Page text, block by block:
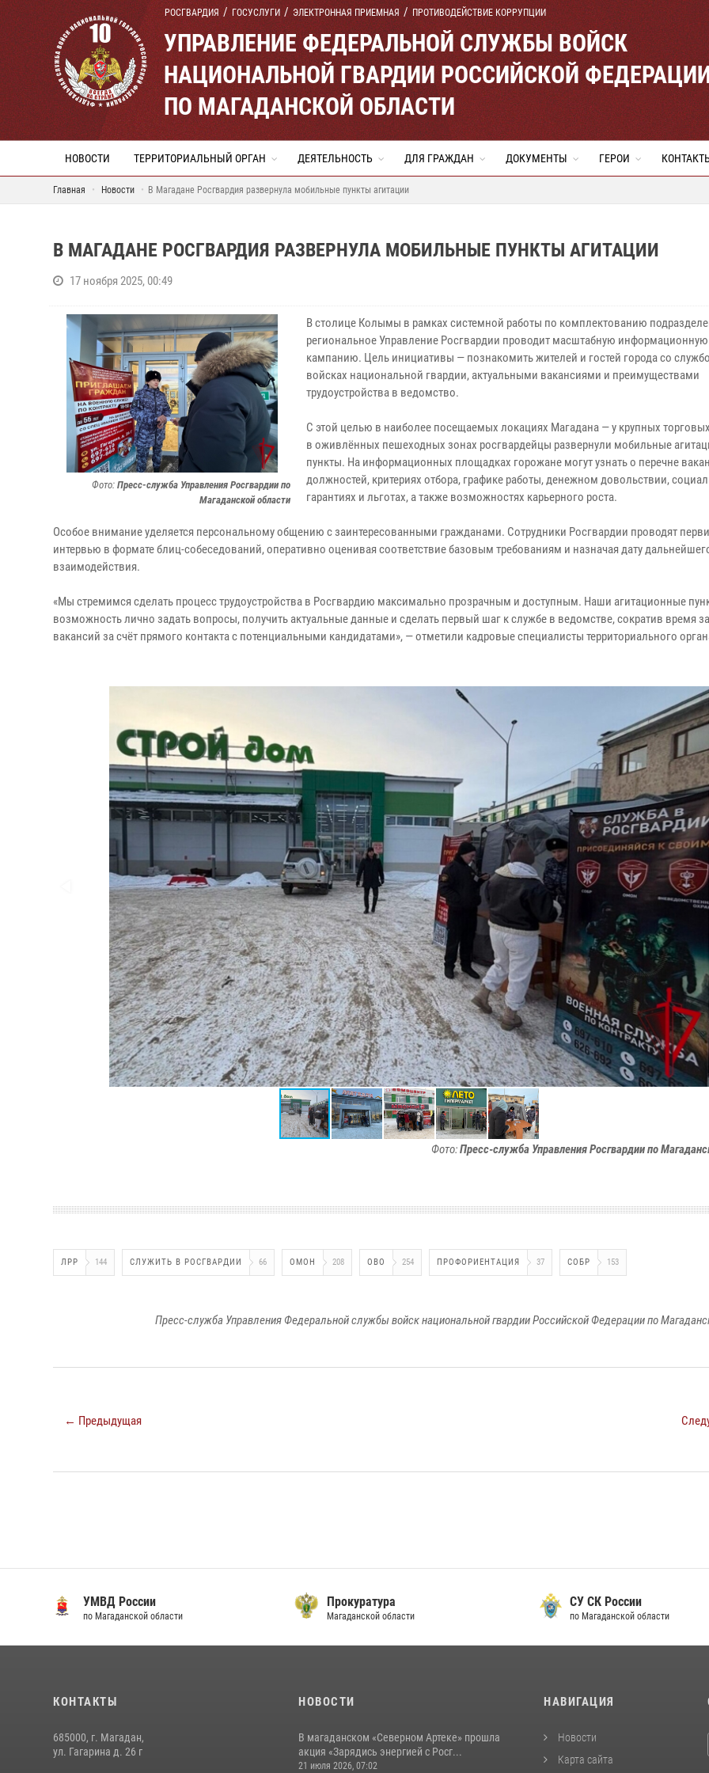
РОСГВАРДИЯ ГОСУСЛУГИ ЭЛЕКТРОННАЯ ПРИЕМНАЯ ПРОТИВОДЕЙСТВИЕ КОРРУПЦИИ
УПРАВЛЕНИЕ ФЕДЕРАЛЬНОЙ СЛУЖБЫ ВОЙСК
НАЦИОНАЛЬНОЙ ГВАРДИИ РОССИЙСКОЙ
ПО МАГАДАНСКОЙ ОБЛАСТИ
НОВОСТИ ТЕРРИТОРИАЛЬНЫЙ ОРГАН ДЕЯТЕЛЬНОСТЬ ДЛЯ ГРАЖДАН ДОКУМЕНТЫ ГЕРОИ
Главная Новости В Магадане Росгвардия развернула мобильные пункты агитации
В МАГАДАНЕ РОСГВАРДИЯ РАЗВЕРНУЛА МОБИЛЬНЫЕ ПУНКТЫ АГИТАЦИИ
17 ноября 2025, 00:49
Фото: Пресс-служба Управления Росгвардии по
Магаданской области
В столице Колымы в рамках системной работы по комплектованию
региональное Управление Росгвардии проводит масштабную информационную
кампанию. Цель инициативы — познакомить жителей и гостей города со
войсках национальной гвардии, актуальными вакансиями и преимуществами
трудоустройства в ведомство.
С этой целью в наиболее посещаемых локациях Магадана — у крупных
в оживлённых пешеходных зонах росгвардейцы развернули мобильные
пункты. На информационных площадках горожане могут узнать о перечне
должностей, критериях отбора, графике работы, денежном довольствии,
гарантиях и льготах, а также возможностях карьерного роста.
Особое внимание уделяется персональному общению с заинтересованными гражданами. Сотрудники Росгвардии проводят
интервью в формате блиц-собеседований, оперативно оценивая соответствие базовым требованиям и назначая дату
взаимодействия.
«Мы стремимся сделать процесс трудоустройства в Росгвардию максимально прозрачным и доступным. Наши агитационные
возможность лично задать вопросы, получить актуальные данные и сделать первый шаг к службе в ведомстве, сократив время
вакансий за счёт прямого контакта с потенциальными кандидатами», — отметили кадровые специалисты территориального
Фото:Пресс-служба Управления Росгвардии по
ЛРР 144 СЛУЖИТЬ В РОСГВАРДИИ 66 ОМОН 208 ОВО 254 ПРОФОРИЕНТАЦИЯ 37 СОБР 153
Пресс-служба Управления Федеральной службы войск национальной гвардии Российской Федерации по
← Предыдущая
УМВД России
по Магаданской области
Прокуратура
Магаданской области
СУ СК России
по Магаданской области
КОНТАКТЫ
685000, г. Магадан,
ул. Гагарина д. 26 г
НОВОСТИ
В магаданском «Северном Артеке» прошла
акция «Зарядись энергией с Росг...
21 июля 2026, 07:02
НАВИГАЦИЯ
Новости
Карта сайта